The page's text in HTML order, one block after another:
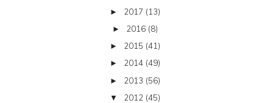
► 2017 (13)
► 2016 (8)
► 2015 (41)
► 2014 (49)
► 2013 (56)
▼ 2012 (45)